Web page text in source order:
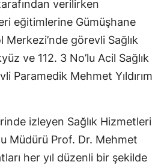
Konya
Kütahya
Malatya
Kahramanmaraş
Mardin
verilirken
eğitimlerine Gümüşhane
Merkezi’nde görevli Sağlık
ve 112. 3 No’lu Acil Sağlık
Paramedik Mehmet Yıldırım
izleyen Sağlık Hizmetleri
Müdürü Prof. Dr. Mehmet
her yıl düzenli bir şekilde